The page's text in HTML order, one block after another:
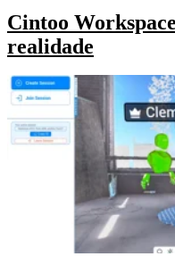
Cintoo
realidade